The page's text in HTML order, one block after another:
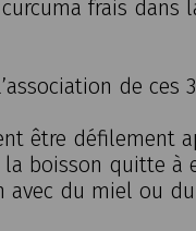
frais dans
de
être défilement
la boisson quitte
du miel ou du